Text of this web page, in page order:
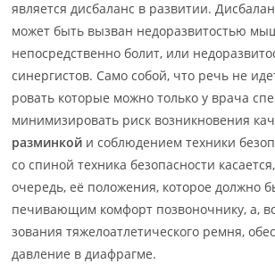
является дисбаланс в развитии.
может быть выз­ван не­до­раз­ви­тос­тью
непосредственно болит, или
синергистов. Само собой, что речь не
ро­вать ко­то­рые мож­но только у врача
минимизировать риск воз­ник­но­ве­ния
разминкой и соблюдением техники
со спи­ной тех­ни­ка бе­зо­пас­нос­ти
очередь, её положения, ко­то­рое дол­жно
пе­чи­ваю­щим комфорт позвоночнику, а,
зо­ва­ния тя­же­ло­ат­ле­ти­чес­ко­го рем­ня,
давление в диафрагме.